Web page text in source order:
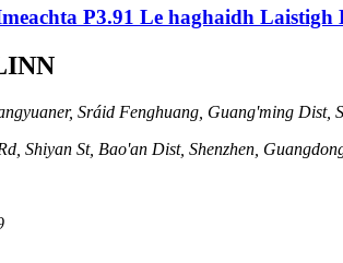
P3.91 Le haghaidh
Sráid Fenghuang, Guang'ming Dist,
Shiyan St, Bao'an Dist, Shenzhen,